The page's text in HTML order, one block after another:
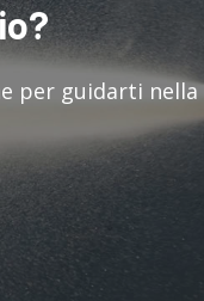
per guidarti nella